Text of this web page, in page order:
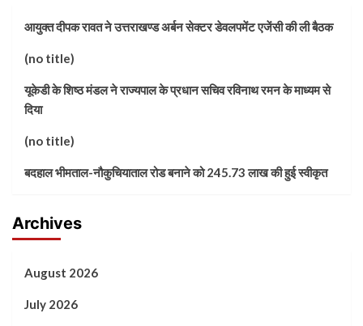
आयुक्त दीपक रावत ने उत्तराखण्ड अर्बन सेक्टर डेवलपमेंट एजेंसी की ली बैठक
(no title)
यूकेडी के शिष्ठ मंडल ने राज्यपाल के प्रधान सचिव रविनाथ रमन के माध्यम से
दिया
(no title)
बदहाल भीमताल-नौकुचियाताल रोड बनाने को 245.73 लाख की हुई स्वीकृत
Archives
August 2026
July 2026